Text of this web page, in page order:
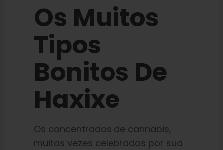
Aprender
Imprensa
Sobre
Caça ao feno
Preservando a genética caribenha
Os Muitos
Tipos
Bonitos De
Haxixe
Os concentrados de cannabis,
muitas vezes celebrados por sua